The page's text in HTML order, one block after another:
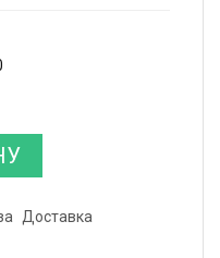
Доставка